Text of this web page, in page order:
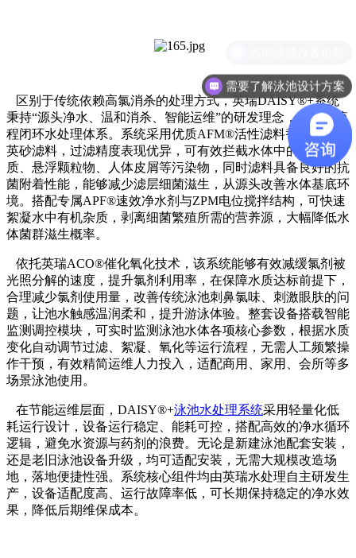
区别于传统依赖高氯消杀的处理方式，英瑞DAISY®+系统
秉持“源头净水、温和消杀、智能运维”的研发理念，构建全流
程闭环水处理体系。系统采用优质AFM®活性滤料替代传统石
英砂滤料，过滤精度表现优异，可有效拦截水体中的细微杂
质、悬浮颗粒物、人体皮屑等污染物，同时滤料具备良好的抗
菌附着性能，能够减少滤层细菌滋生，从源头改善水体基底环
境。搭配专属APF®速效净水剂与ZPM电位搅拌结构，可快速
絮凝水中有机杂质，剥离细菌繁殖所需的营养源，大幅降低水
体菌群滋生概率。
依托英瑞ACO®催化氧化技术，该系统能够有效减缓氯剂被
光照分解的速度，提升氯剂利用率，在保障水质达标前提下，
合理减少氯剂使用量，改善传统泳池刺鼻氯味、刺激眼肤的问
题，让池水触感温润柔和，提升游泳体验。整套设备搭载智能
监测调控模块，可实时监测泳池水体各项核心参数，根据水质
变化自动调节过滤、絮凝、氧化等运行流程，无需人工频繁操
作干预，有效精简运维人力投入，适配商用、家用、会所等多
场景泳池使用。
在节能运维层面，DAISY®+泳池水处理系统采用轻量化低
耗运行设计，设备运行稳定、能耗可控，搭配高效的净水循环
逻辑，避免水资源与药剂的浪费。无论是新建泳池配套安装，
还是老旧泳池设备升级，均可适配安装，无需大规模改造场
地，落地便捷性强。系统核心组件均由英瑞水处理自主研发生
产，设备适配度高、运行故障率低，可长期保持稳定的净水效
果，降低后期维保成本。
需要了解泳池设计方案